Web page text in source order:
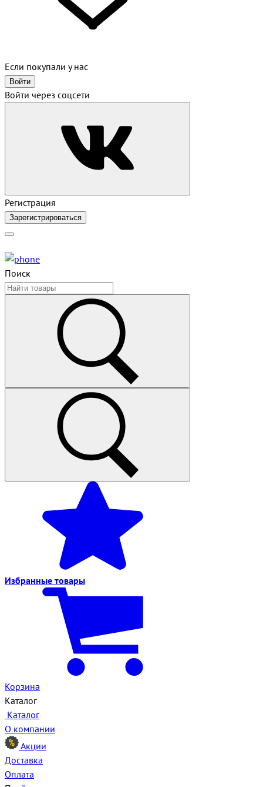
Если покупали у нас
Войти
Войти через соцсети
Регистрация
Зарегистрироваться
Поиск
Избранные товары
Корзина
Каталог
Каталог
О компании
Акции
Доставка
Оплата